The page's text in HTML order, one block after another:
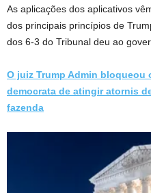
As aplicações dos aplicativos
dos principais princípios de
dos 6-3 do Tribunal deu ao
O juiz Trump Admin
democrata de atingir atornis
fazenda